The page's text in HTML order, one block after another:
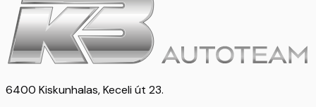
6400 Kiskunhalas, Keceli út 23.